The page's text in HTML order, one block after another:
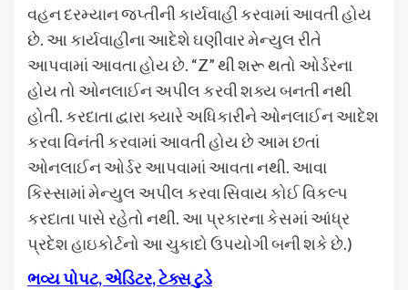
વહન દરમ્યાન જપ્તીની કાર્યવાહી કરવામાં આવતી હોય
છે. આ કાર્યવાહીના આદેશે ઘણીવાર મેન્યુલ રીતે
આપવામાં આવતા હોય છે. “Z” થી શરૂ થતો ઓર્ડરના
હોય તો ઓનલાઈન અપીલ કરવી શક્ય બનતી નથી
હોતી. કરદાતા દ્વારા ક્યારે અધિકારીને ઓનલાઈન આદેશ
કરવા વિનંતી કરવામાં આવતી હોય છે આમ છતાં
ઓનલાઈન ઓર્ડર આપવામાં આવતા નથી. આવા
કિસ્સામાં મેન્યુલ અપીલ કરવા સિવાય કોઈ વિકલ્પ
કરદાતા પાસે રહેતો નથી. આ પ્રકારના કેસમાં આંધ્ર
પ્રદેશ હાઇકોર્ટનો આ ચુકાદો ઉપયોગી બની શકે છે.)
ભવ્ય પોપટ, એડિટર, ટેક્સ ટુડે